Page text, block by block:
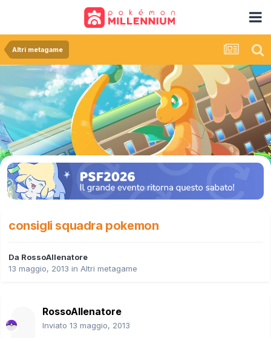
Altri metagame
consigli squadra pokemon
Da RossoAllenatore
13 maggio, 2013 in Altri metagame
RossoAllenatore
Inviato 13 maggio, 2013